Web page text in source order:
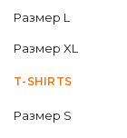
Размер L
Размер XL
T-SHIRTS
Размер S